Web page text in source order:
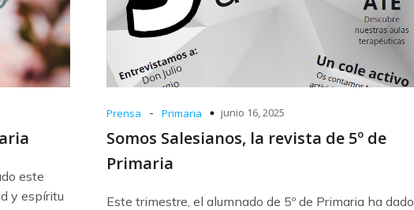
este
y espíritu
Prensa - Primaria junio 16, 2025
Somos Salesianos, la revista de 5º de
Primaria
Este trimestre, el alumnado de 5º de Primaria ha dado